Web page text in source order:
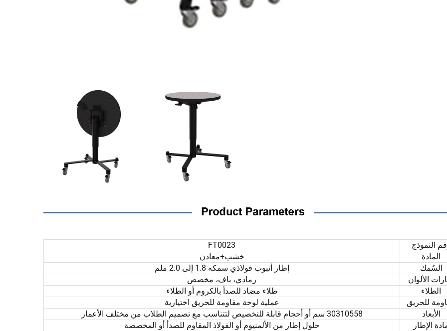
النموذج
FT0023
المادة
خشب+معادن
السُمك
إطار أنبوب فولاذي سمكه 1.8 إلى 2.0 ملم
الألوان
رمادي، باف، مخصص
الطلاء
طلاء مضاد للصدأ بالكروم أو الطلاء
للحريق
عملية لوحة مقاومة للحريق اختيارية
الأبعاد
30310558 سم أو أحجام قابلة للتخصيص لتتناسب مع تصميم الطلاب من مختلف الأعمار
الإطار
حلول إطار من الألمنيوم أو الفولاذ المقاوم للصدأ أو المخصصة